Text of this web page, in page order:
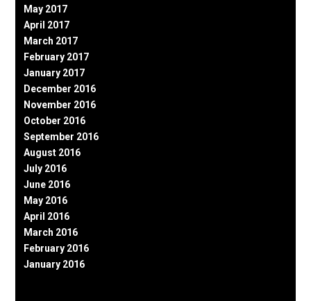
May 2017
April 2017
March 2017
February 2017
January 2017
December 2016
November 2016
October 2016
September 2016
August 2016
July 2016
June 2016
May 2016
April 2016
March 2016
February 2016
January 2016